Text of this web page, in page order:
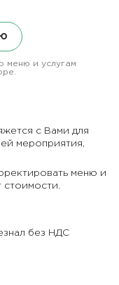
меню и услугам
с Вами для
мероприятия,
меню и
стоимости.
без НДС